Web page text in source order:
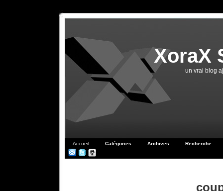
XoraX
un vrai blog
Accueil Catégories Archives Recherche